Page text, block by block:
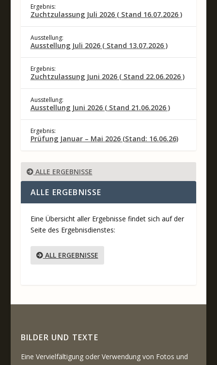
Ergebnis:
Zuchtzulassung Juli 2026 ( Stand 16.07.2026 )
Ausstellung:
Ausstellung Juli 2026 ( Stand 13.07.2026 )
Ergebnis:
Zuchtzulassung Juni 2026 ( Stand 22.06.2026 )
Ausstellung:
Ausstellung Juni 2026 ( Stand 21.06.2026 )
Ergebnis:
Prüfung Januar – Mai 2026 (Stand: 16.06.26)
ALLE ERGEBNISSE
ALLE ERGEBNISSE
Eine Übersicht aller Ergebnisse findet sich auf der
Seite des Ergebnisdienstes:
ALL ERGEBNISSE
BILDER UND TEXTE
Eine Vervielfältigung oder Verwendung von Fotos und